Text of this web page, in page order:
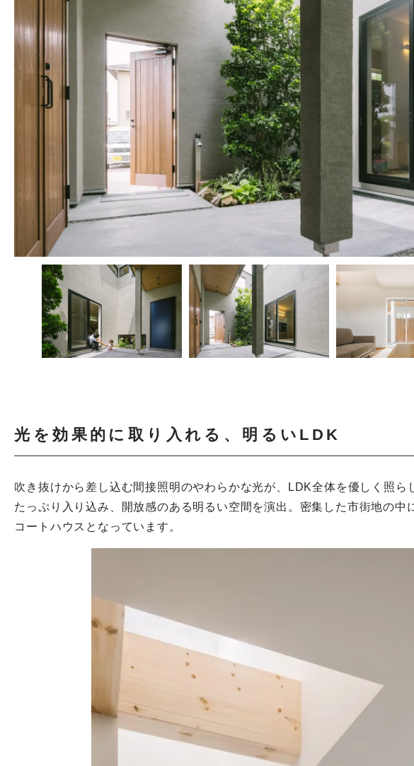
光を効果的に取り入れる、明るいLDK
吹き抜けから差し込む間接照明のやわらかな光が、LDK全体を優しく照
たっぷり入り込み、開放感のある明るい空間を演出。密集した市街地の中
コートハウスとなっています。